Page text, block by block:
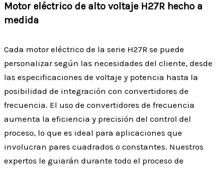
Motor eléctrico de alto voltaje H27R hecho a
medida
Cada motor eléctrico de la serie H27R se puede
personalizar según las necesidades del cliente, desde
las especificaciones de voltaje y potencia hasta la
posibilidad de integración con convertidores de
frecuencia. El uso de convertidores de frecuencia
aumenta la eficiencia y precisión del control del
proceso, lo que es ideal para aplicaciones que
involucran pares cuadrados o constantes. Nuestros
expertos le guiarán durante todo el proceso de